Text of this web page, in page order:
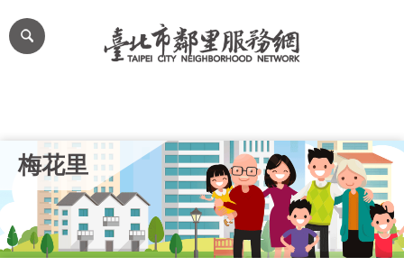
跳到主要內容區塊
網
站
台
梅花里